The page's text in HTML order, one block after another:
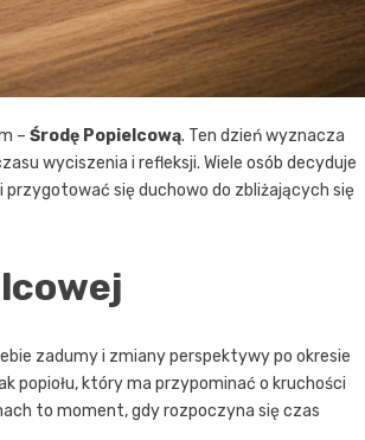
– Środę Popielcową. Ten dzień wyznacza
wyciszenia i refleksji. Wiele osób decyduje
się duchowo do zbliżających się
zadumy i zmiany perspektywy po okresie
popiołu, który ma przypominać o kruchości
to moment, gdy rozpoczyna się czas